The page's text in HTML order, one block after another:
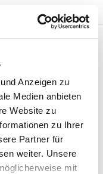
Anzeigen zu
Medien anbieten
Website zu
zu Ihrer
Partner für
weiter. Unsere
mit